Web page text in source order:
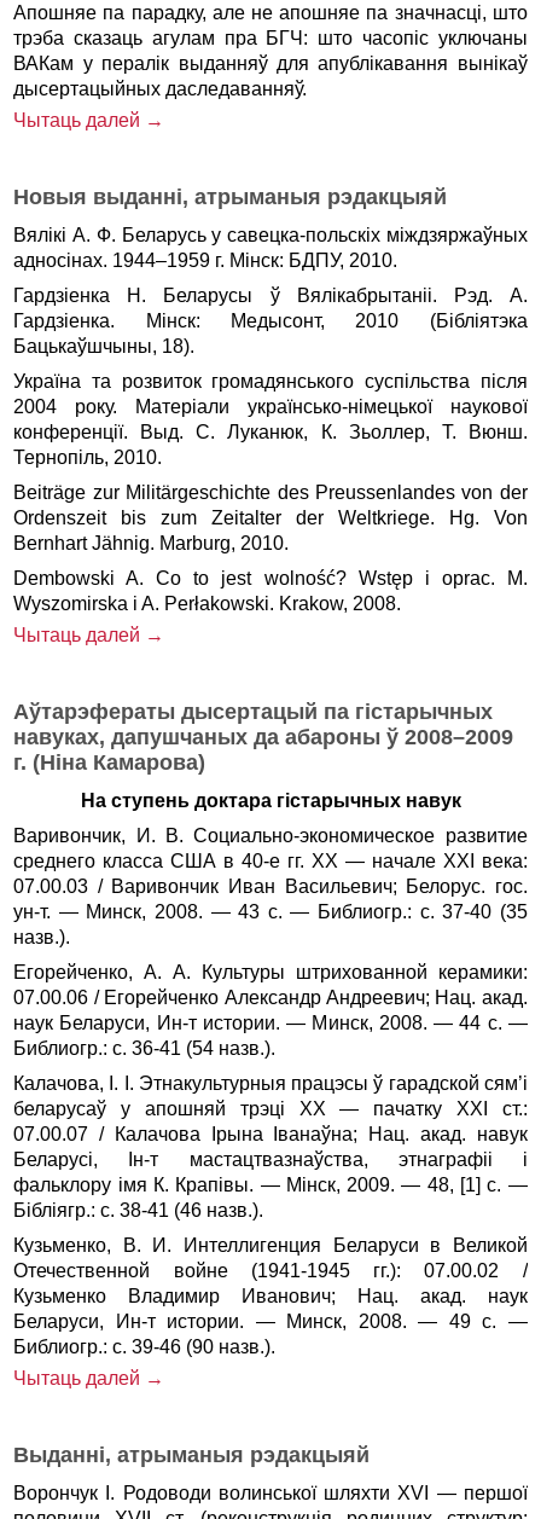
Апошняе па парадку, але не апошняе па значнасці, што
трэба сказаць агулам пра БГЧ: што часопіс уключаны
ВАКам у пералік выданняў для апублікавання вынікаў
дысертацыйных даследаванняў.
Чытаць далей →
Новыя выданнi, атрыманыя рэдакцыяй
Вялікі А. Ф. Беларусь у савецка-польскіх міждзяржаўных
адносінах. 1944–1959 г. Мінск: БДПУ, 2010.
Гардзіенка Н. Беларусы ў Вялікабрытаніі. Рэд. А.
Гардзіенка. Мінск: Медысонт, 2010 (Бібліятэка
Бацькаўшчыны, 18).
Україна та розвиток громадянського суспільства після
2004 року. Матеріали українсько-німецької наукової
конференції. Выд. С. Луканюк, К. Зьоллер, Т. Вюнш.
Тернопіль, 2010.
Beiträge zur Militärgeschichte des Preussenlandes von der
Ordenszeit bis zum Zeitalter der Weltkriege. Hg. Von
Bernhart Jähnig. Marburg, 2010.
Dembowski A. Co to jest wolność? Wstęp i oprac. M.
Wyszomirska i A. Perłakowski. Krakow, 2008.
Чытаць далей →
Аўтарэфераты дысертацый па гістарычных
навуках, дапушчаных да абароны ў 2008–2009
г. (Ніна Камарова)
На ступень доктара гістарычных навук
Варивончик, И. В. Социально-экономическое развитие
среднего класса США в 40-е гг. XX — начале XXI века:
07.00.03 / Варивончик Иван Васильевич; Белорус. гос.
ун-т. — Минск, 2008. — 43 с. — Библиогр.: с. 37-40 (35
назв.).
Егорейченко, А. А. Культуры штрихованной керамики:
07.00.06 / Егорейченко Александр Андреевич; Нац. акад.
наук Беларуси, Ин-т истории. — Минск, 2008. — 44 с. —
Библиогр.: с. 36-41 (54 назв.).
Калачова, І. І. Этнакультурныя працэсы ў гарадской сям’і
беларусаў у апошняй трэці XX — пачатку XXI ст.:
07.00.07 / Калачова Ірына Іванаўна; Нац. акад. навук
Беларусі, Ін-т мастацтвазнаўства, этнаграфіі і
фальклору імя К. Крапівы. — Мінск, 2009. — 48, [1] с. —
Бібліягр.: с. 38-41 (46 назв.).
Кузьменко, В. И. Интеллигенция Беларуси в Великой
Отечественной войне (1941-1945 гг.): 07.00.02 /
Кузьменко Владимир Иванович; Нац. акад. наук
Беларуси, Ин-т истории. — Минск, 2008. — 49 с. —
Библиогр.: с. 39-46 (90 назв.).
Чытаць далей →
Выданні, атрыманыя рэдакцыяй
Ворончук І. Родоводи волинської шляхти ХVІ — першої